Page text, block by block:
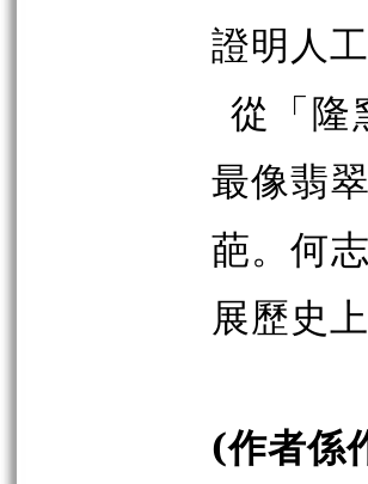
證明人
從「隆
最像翡
葩。何
展歷史
(作者係